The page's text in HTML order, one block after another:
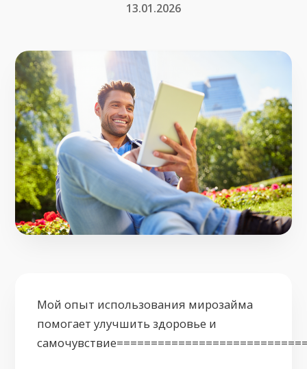
13.01.2026
Мой опыт использования мирозайма
помогает улучшить здоровье и